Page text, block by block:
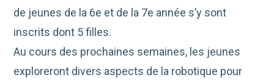
de jeunes de la 6e et de la 7e année s’y sont
inscrits dont 5 filles.
Au cours des prochaines semaines, les jeunes
exploreront divers aspects de la robotique pour